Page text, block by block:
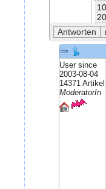
User since
2003-08-04
14371 Artikel
ModeratorIn